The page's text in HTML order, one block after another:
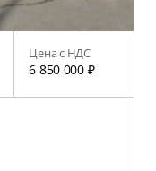
Цена с НДС
6 850 000 ₽